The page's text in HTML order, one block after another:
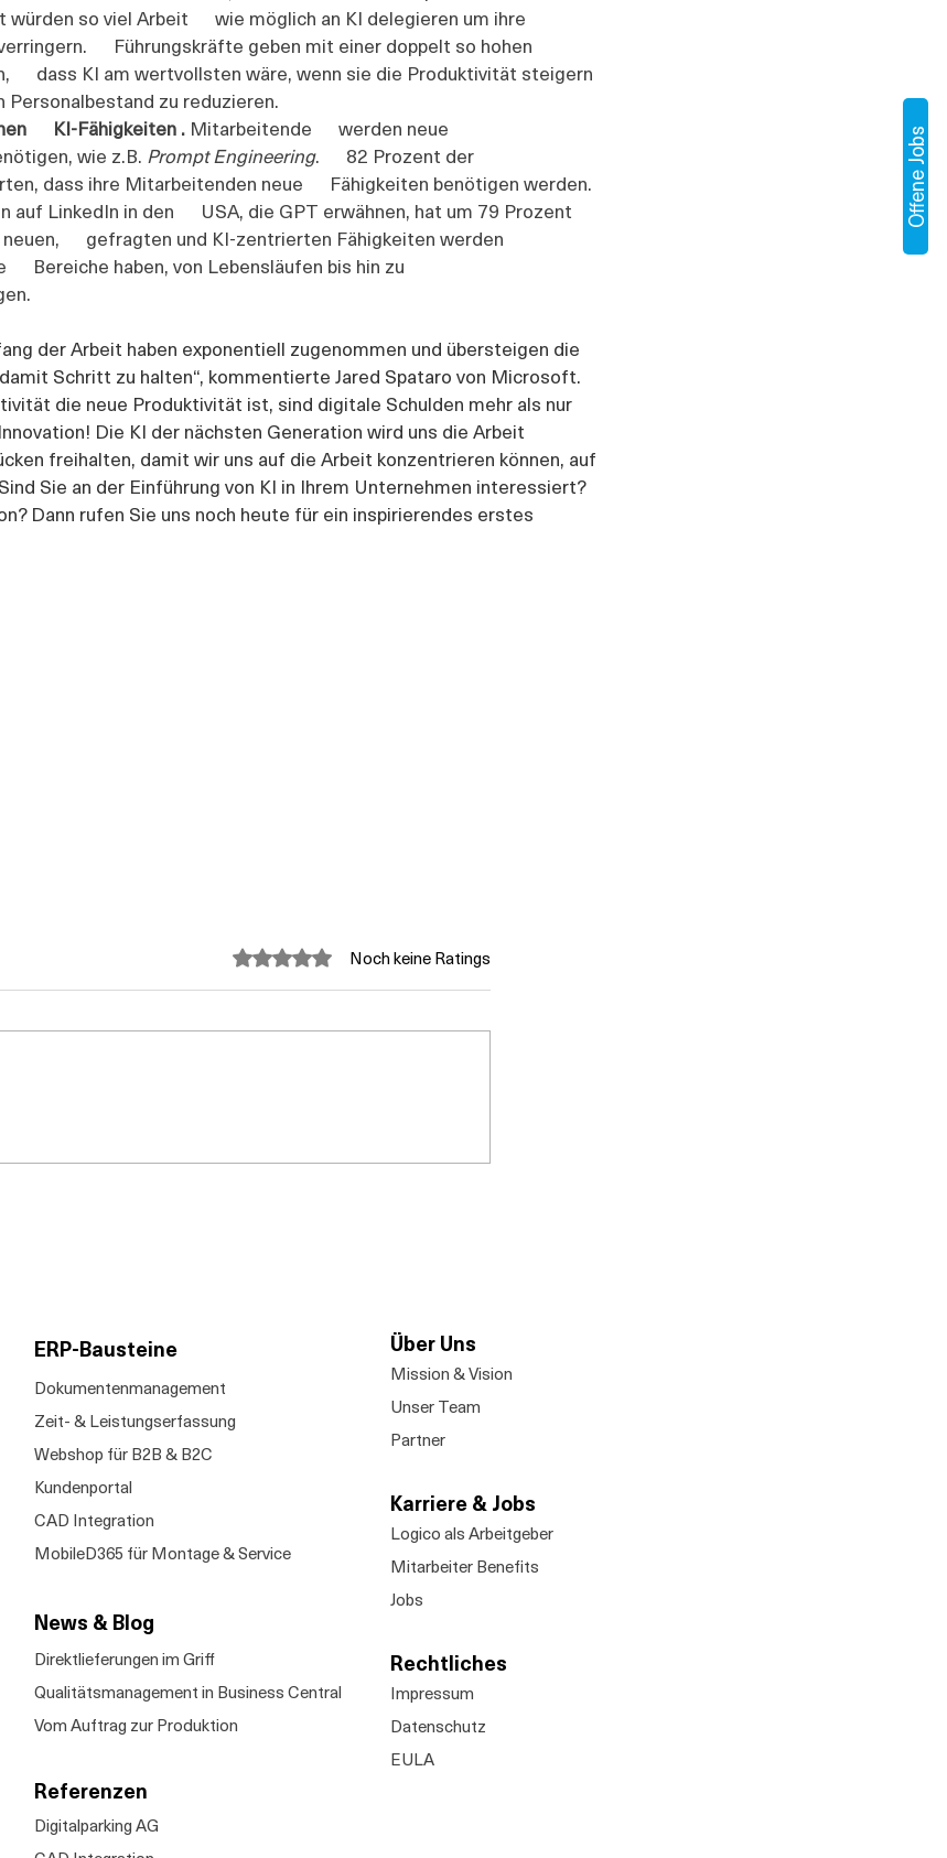
Offene Jobs
so viel Arbeit      wie möglich an KI delegieren um ihre
Führungskräfte geben mit einer doppelt so hohen
dass KI am wertvollsten wäre, wenn sie die Produktivität steigern
Personalbestand zu reduzieren.
KI-Fähigkeiten . Mitarbeitende      werden neue
wie z.B. Prompt Engineering.      82 Prozent der
dass ihre Mitarbeitenden neue      Fähigkeiten benötigen werden.
auf LinkedIn in den      USA, die GPT erwähnen, hat um 79 Prozent
gefragten und KI-zentrierten Fähigkeiten werden
Bereiche haben, von Lebensläufen bis hin zu
der Arbeit haben exponentiell zugenommen und übersteigen die
Schritt zu halten“, kommentierte Jared Spataro von Microsoft.
die neue Produktivität ist, sind digitale Schulden mehr als nur
Die KI der nächsten Generation wird uns die Arbeit
freihalten, damit wir uns auf die Arbeit konzentrieren können, auf
Sie an der Einführung von KI in Ihrem Unternehmen interessiert?
Dann rufen Sie uns noch heute für ein inspirierendes erstes
digitalisieren: Wartung,
Anlagenbau: Effizienz
Mit 0 von 5 Sternen bewertet.
Noch keine Ratings
ERP-Bausteine
Dokumentenmanagement
Zeit- & Leistungserfassung
Webshop für B2B & B2C
Kundenportal
CAD Integration
MobileD365 für Montage & Service
News & Blog​
Direktlieferungen im Griff
Qualitätsmanagement in Business Central
Vom Auftrag zur Produktion
Referenzen
Digitalparking AG
Über Uns
Mission & Vision
Unser Team​
Partner
Karriere & Jobs
Logico als Arbeitgeber
Mitarbeiter Benefits
Jobs
Rechtliches
Impressum
Datenschutz
EULA